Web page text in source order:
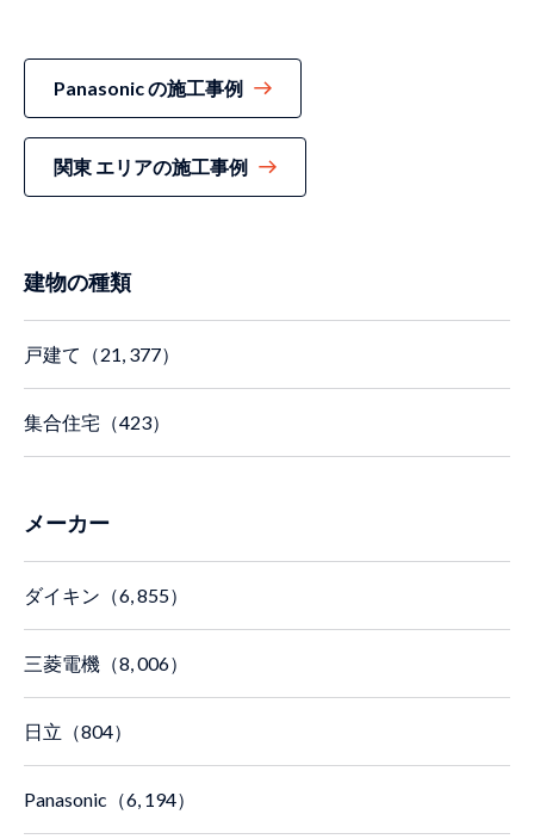
Panasonic の施工事例
関東 エリアの施工事例
建物の種類
戸建て（21, 377）
集合住宅（423）
メーカー
ダイキン（6, 855）
三菱電機（8, 006）
日立（804）
Panasonic（6, 194）